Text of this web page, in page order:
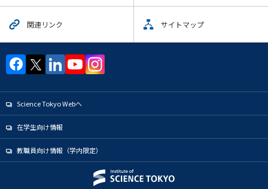
関連リンク サイトマップ
Science Tokyo Webヘ
在学生向け情報
教職員向け情報（学内限定）